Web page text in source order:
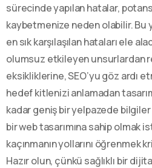
sürecinde yapılan hatalar,
kaybetmenize neden olabilir. Bu
en sık karşılaşılan hataları ele
olumsuz etkileyen unsurlardan
eksikliklerine, SEO’yu göz ardı
hedef kitlenizi anlamadan
kadar geniş bir yelpazede bilgiler
bir web tasarımına sahip olmak
kaçınmanın yollarını öğrenmek
Hazır olun, çünkü sağlıklı bir